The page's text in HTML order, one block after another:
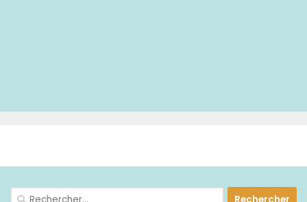
Rechercher :